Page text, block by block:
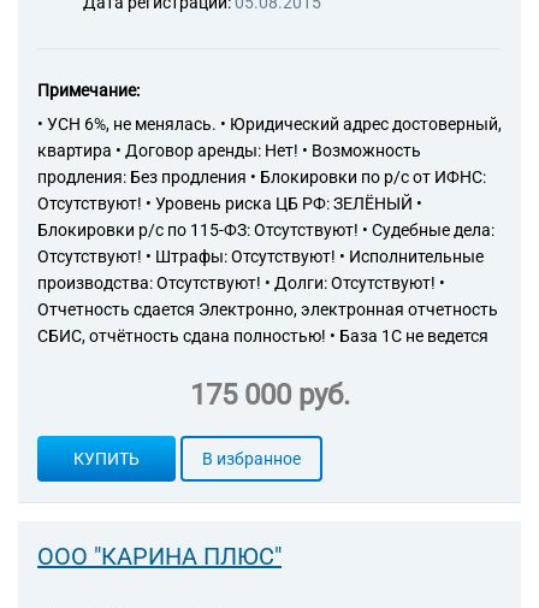
Примечание:
• УСН 6%, не менялась. • Юридический адрес достоверный,
квартира • Договор аренды: Нет! • Возможность
продления: Без продления • Блокировки по р/с от ИФНС:
Отсутствуют! • Уровень риска ЦБ РФ: ЗЕЛЁНЫЙ •
Блокировки р/с по 115-ФЗ: Отсутствуют! • Судебные дела:
Отсутствуют! • Штрафы: Отсутствуют! • Исполнительные
производства: Отсутствуют! • Долги: Отсутствуют! •
Отчетность сдается Электронно, электронная отчетность
СБИС, отчётность сдана полностью! • База 1С не ведется
175 000 руб.
КУПИТЬ В избранное
ООО "КАРИНА ПЛЮС"